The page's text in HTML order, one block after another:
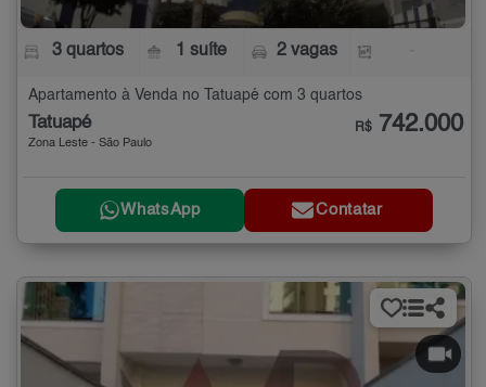
3 quartos 1 suíte 2 vagas
Apartamento à Venda no Tatuapé com 3 quartos
Tatuapé
Zona Leste - São Paulo
R$ 742.000
WhatsApp Contatar